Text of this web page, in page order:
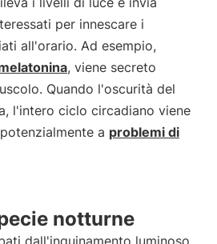
per innescare i
all'orario. Ad esempio,
, viene secreto
Quando l'oscurità del
l'intero ciclo circadiano viene
a problemi di
notturne
dall'inquinamento luminoso